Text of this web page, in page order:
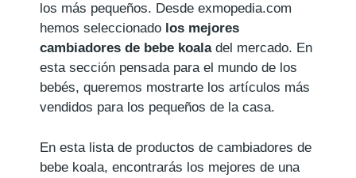
los más pequeños. Desde exmopedia.com
hemos seleccionado los mejores
cambiadores de bebe koaladel mercado. En
esta sección pensada para el mundo de los
bebés, queremos mostrarte los artículos más
vendidos para los pequeños de la casa.
En esta lista de productos de cambiadores de
bebe koala, encontrarás los mejores de una